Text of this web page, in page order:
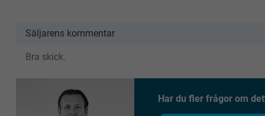
Säljarens kommentar
Bra skick.
Har du fler frågor om